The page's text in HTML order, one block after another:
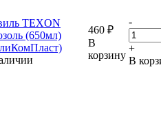
TEXON
(650мл)
460 ₽
В
корзину
-
+
В